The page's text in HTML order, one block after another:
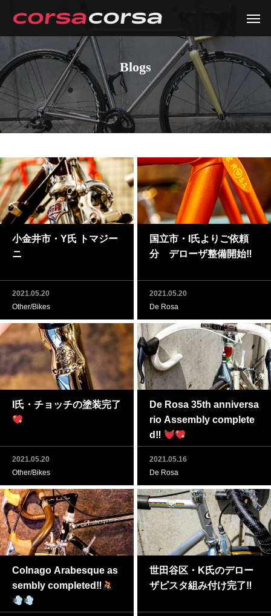
Blogs
小金井市・Y氏 トマジー
ニ
2021.05.20
Other/Bikes
国立市・I氏よりご依頼
分 デローザ整備開始‼
2021.05.20
De Rosa
I氏・チョッチの塗装完了
2021.05.20
Other/Bikes
De Rosa 35th anniversa
rio Assembly complete
d‼
2021.05.16
De Rosa
Colnago Arabesque as
sembly completed‼
世田谷区・K氏のデロー
ザピスタ組み付け完了‼